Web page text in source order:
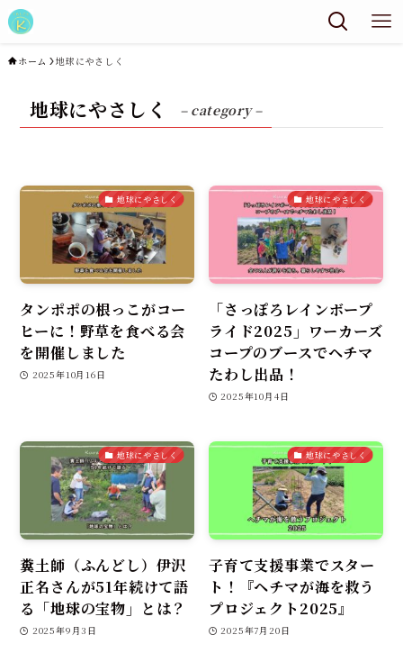
ホーム 地球にやさしく
地球にやさしく – category –
地球にやさしく
タンポポの根っこがコー
ヒーに！野草を食べる会
を開催しました
2025年10月16日
地球にやさしく
「さっぽろレインボープ
ライド2025」ワーカーズ
コープのブースでヘチマ
たわし出品！
2025年10月4日
地球にやさしく
糞土師（ふんどし）伊沢
正名さんが51年続けて語
る「地球の宝物」とは？
2025年9月3日
地球にやさしく
子育て支援事業でスター
ト！『ヘチマが海を救う
プロジェクト2025』
2025年7月20日